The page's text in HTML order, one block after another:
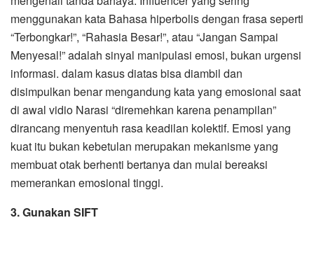
menggunakan kata Bahasa hiperbolis dengan frasa seperti
“Terbongkar!”, “Rahasia Besar!”, atau “Jangan Sampai
Menyesal!” adalah sinyal manipulasi emosi, bukan urgensi
informasi. dalam kasus diatas bisa diambil dan
disimpulkan benar mengandung kata yang emosional saat
di awal vidio Narasi “diremehkan karena penampilan”
dirancang menyentuh rasa keadilan kolektif. Emosi yang
kuat itu bukan kebetulan merupakan mekanisme yang
membuat otak berhenti bertanya dan mulai bereaksi
memerankan emosional tinggi.
3. Gunakan SIFT